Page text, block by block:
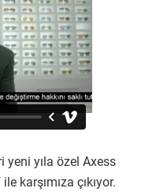
yeni yıla özel Axess
karşımıza çıkıyor.